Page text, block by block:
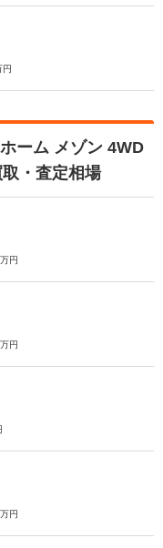
円
ーム メゾン 4WD
・査定相場
万円
万円
万円